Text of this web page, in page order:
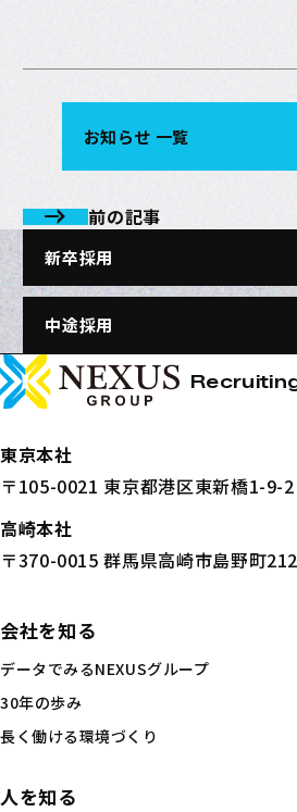
前の記事
お知らせ 一覧
新卒採用
中途採用
NEXUSホールディングス株式会社
東京本社
〒105-0021 東京都港区東新橋1-9-
高崎本社
〒370-0015 群馬県高崎市島野町
会社を知る
データでみるNEXUSグループ
30年の歩み
長く働ける環境づくり
人を知る
ページトップへ